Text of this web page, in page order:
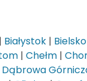
| Białystok |
| Chełm |
Dąbrowa